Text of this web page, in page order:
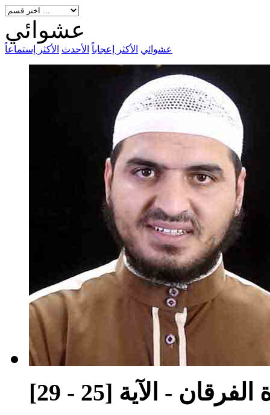
عشوائي
عشوائي الأكثر إعجاباً الأحدث الأكثر إستماعاً
- الآية [25 - 29]